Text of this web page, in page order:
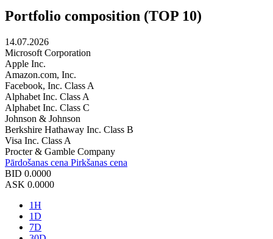
Portfolio composition (TOP 10)
14.07.2026
Microsoft Corporation
Apple Inc.
Amazon.com, Inc.
Facebook, Inc. Class A
Alphabet Inc. Class A
Alphabet Inc. Class C
Johnson & Johnson
Berkshire Hathaway Inc. Class B
Visa Inc. Class A
Procter & Gamble Company
Pārdošanas cena Pirkšanas cena
BID 0.0000
ASK 0.0000
1H
1D
7D